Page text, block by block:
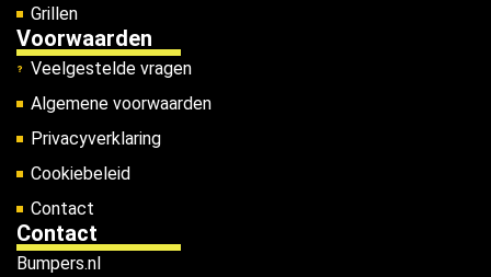
Grillen
Voorwaarden
Veelgestelde vragen
Algemene voorwaarden
Privacyverklaring
Cookiebeleid
Contact
Contact
Bumpers.nl